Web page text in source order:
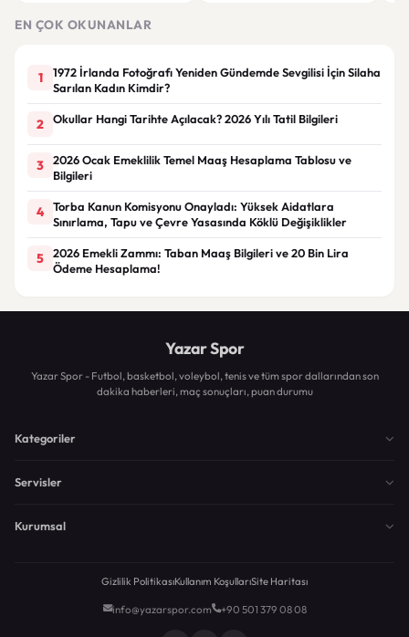
EN ÇOK OKUNANLAR
1
1972 İrlanda Fotoğrafı Yeniden Gündemde Sevgilisi İçin Silaha
Sarılan Kadın Kimdir?
2 Okullar Hangi Tarihte Açılacak? 2026 Yılı Tatil Bilgileri
3
2026 Ocak Emeklilik Temel Maaş Hesaplama Tablosu ve
Bilgileri
4
Torba Kanun Komisyonu Onayladı: Yüksek Aidatlara
Sınırlama, Tapu ve Çevre Yasasında Köklü Değişiklikler
5
2026 Emekli Zammı: Taban Maaş Bilgileri ve 20 Bin Lira
Ödeme Hesaplama!
Yazar Spor
Yazar Spor - Futbol, basketbol, voleybol, tenis ve tüm spor dallarından son
dakika haberleri, maç sonuçları, puan durumu
Kategoriler
Servisler
Kurumsal
Gizlilik PolitikasıKullanım KoşullarıSite Haritası
info@yazarspor.com +90 501 379 08 08